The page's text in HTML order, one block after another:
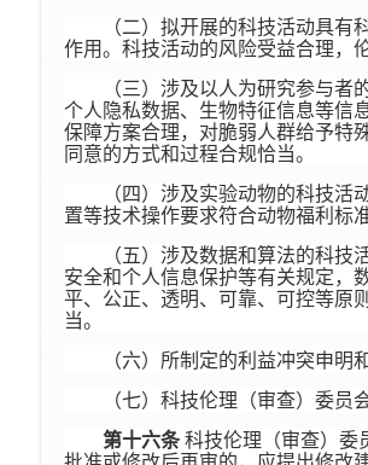
（二）拟开展的科技活动具
作用。科技活动的风险受益合理，
（三）涉及以人为研究参与
个人隐私数据、生物特征信息等信
保障方案合理，对脆弱人群给予特
同意的方式和过程合规恰当。
（四）涉及实验动物的科技
置等技术操作要求符合动物福利标
（五）涉及数据和算法的科
安全和个人信息保护等有关规定，
平、公正、透明、可靠、可控等原
当。
（六）所制定的利益冲突申明
（七）科技伦理（审查）委员
第十六条科技伦理（审查）委